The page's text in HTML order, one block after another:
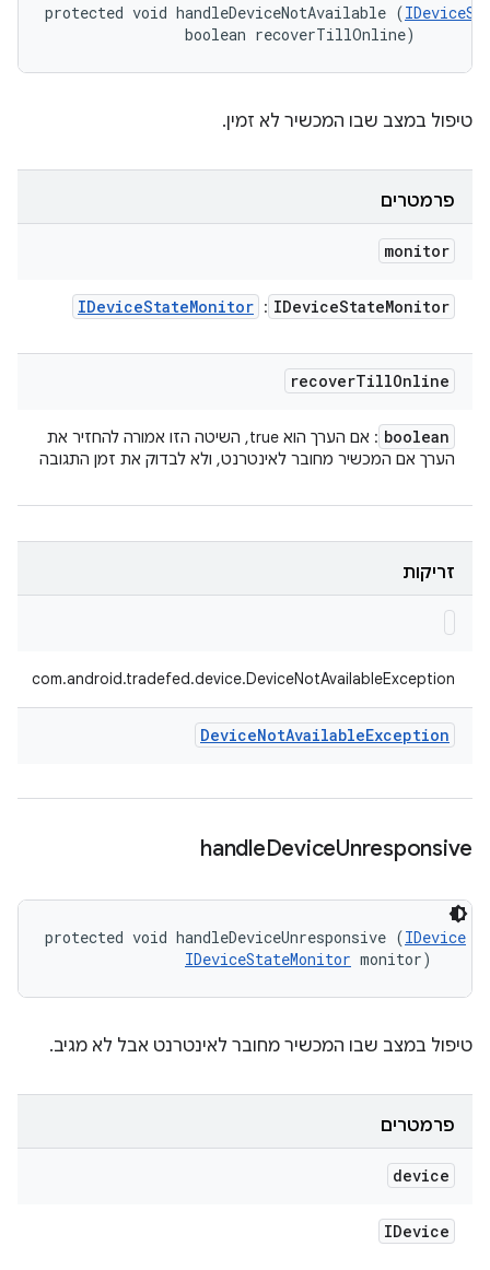
protected void handleDeviceNotAvailable (
                boolean recoverTillOnline)
טיפול במצב שבו המכשיר לא זמין.
פרמטרים
monitor
IDeviceStateMonitor
:
IDeviceStateMonitor
recoverTillOnline
boolean
: אם הערך הוא true, השיטה הזו אמורה להחזיר את
הערך אם המכשיר מחובר לאינטרנט, ולא לבדוק את זמן התגובה
זריקות
com.android.tradefed.device.DeviceNotAvailableException
DeviceNotAvailableException
handleDeviceUnresponsive
protected void handleDeviceUnresponsive (IDevice
IDeviceStateMonitor monitor)
טיפול במצב שבו המכשיר מחובר לאינטרנט אבל לא מגיב.
פרמטרים
device
IDevice